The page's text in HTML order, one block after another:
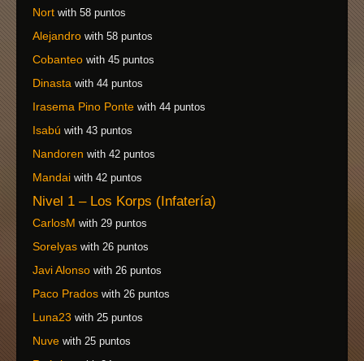
Nort with 58 puntos
Alejandro with 58 puntos
Cobanteo with 45 puntos
Dinasta with 44 puntos
Irasema Pino Ponte with 44 puntos
Isabú with 43 puntos
Nandoren with 42 puntos
Mandai with 42 puntos
Nivel 1 – Los Korps (Infatería)
CarlosM with 29 puntos
Sorelyas with 26 puntos
Javi Alonso with 26 puntos
Paco Prados with 26 puntos
Luna23 with 25 puntos
Nuve with 25 puntos